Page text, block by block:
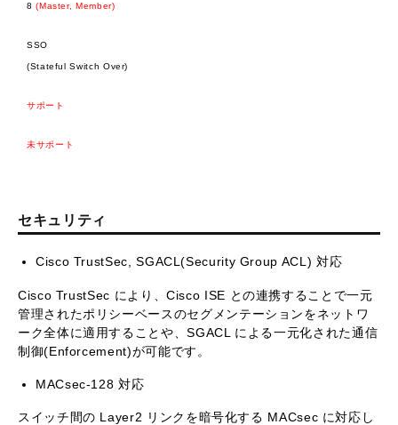
8(Master, Member)
SSO
(Stateful Switch Over)
サポート
未サポート
セキュリティ
Cisco TrustSec, SGACL(Security Group ACL) 対応
Cisco TrustSec により、Cisco ISE との連携することで一元
管理されたポリシーベースのセグメンテーションをネットワ
ーク全体に適用することや、SGACL による一元化された通信
制御(Enforcement)が可能です。
MACsec-128 対応
スイッチ間の Layer2 リンクを暗号化する MACsec に対応し